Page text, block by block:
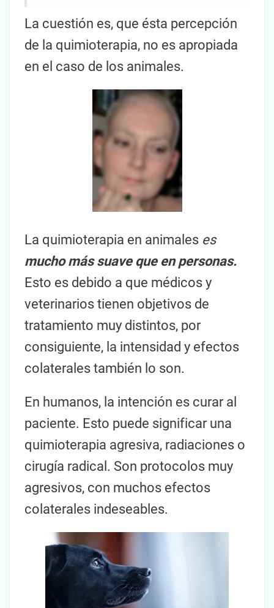
La cuestión es, que ésta percepción
de la quimioterapia, no es apropiada
en el caso de los animales.
La quimioterapia en animales es
mucho más suave que en personas.
Esto es debido a que médicos y
veterinarios tienen objetivos de
tratamiento muy distintos, por
consiguiente, la intensidad y efectos
colaterales también lo son.
En humanos, la intención es curar al
paciente. Esto puede significar una
quimioterapia agresiva, radiaciones o
cirugía radical. Son protocolos muy
agresivos, con muchos efectos
colaterales indeseables.